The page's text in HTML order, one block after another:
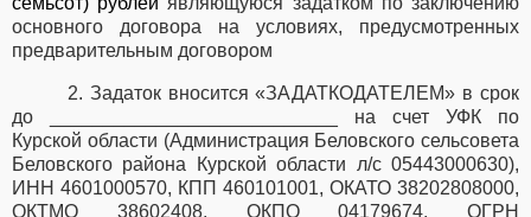
основного договора на условиях, предусмотренных
предварительным договором
2. Задаток вносится «ЗАДАТКОДАТЕЛЕМ» в срок
до ___________________________ на счет УФК по
Курской области (Администрация Беловского сельсовета
Беловского района Курской области л/с 05443000630),
ИНН 4601000570, КПП 460101001, ОКАТО 38202808000,
ОКТМО 38602408, ОКПО 04179674, ОГРН